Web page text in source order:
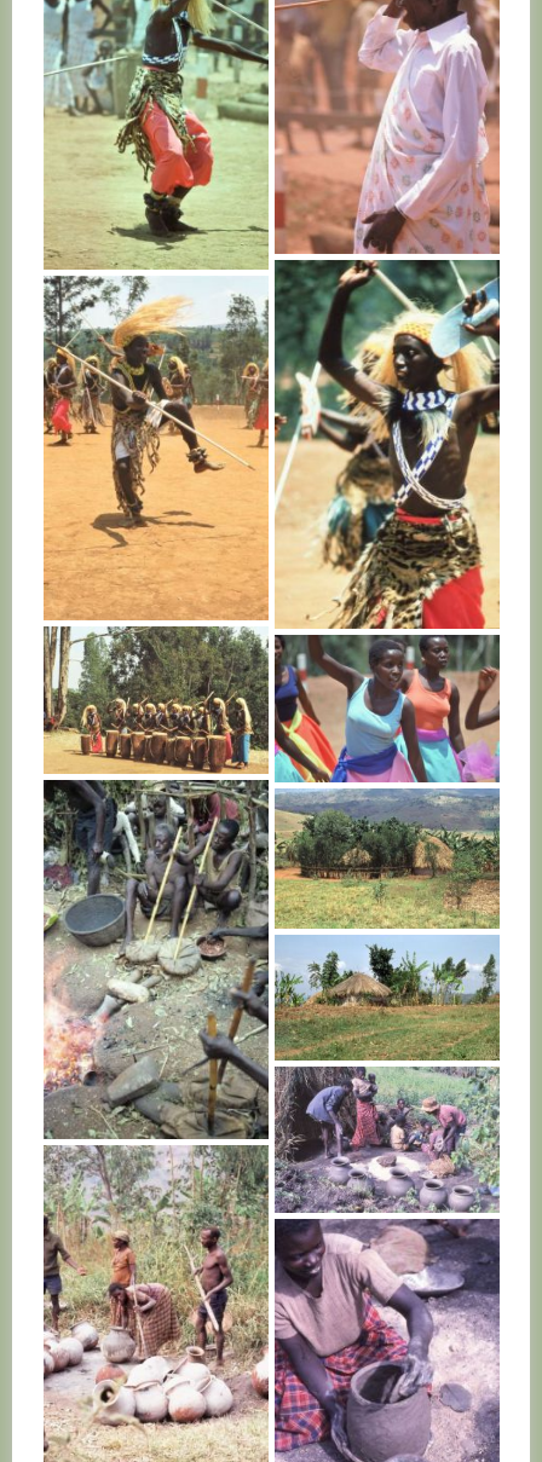
RWANDA
RWANDA
RWANDA
RWANDA
RWANDA RWANDA
RWANDA
RWANDA
RWANDA
RWANDA